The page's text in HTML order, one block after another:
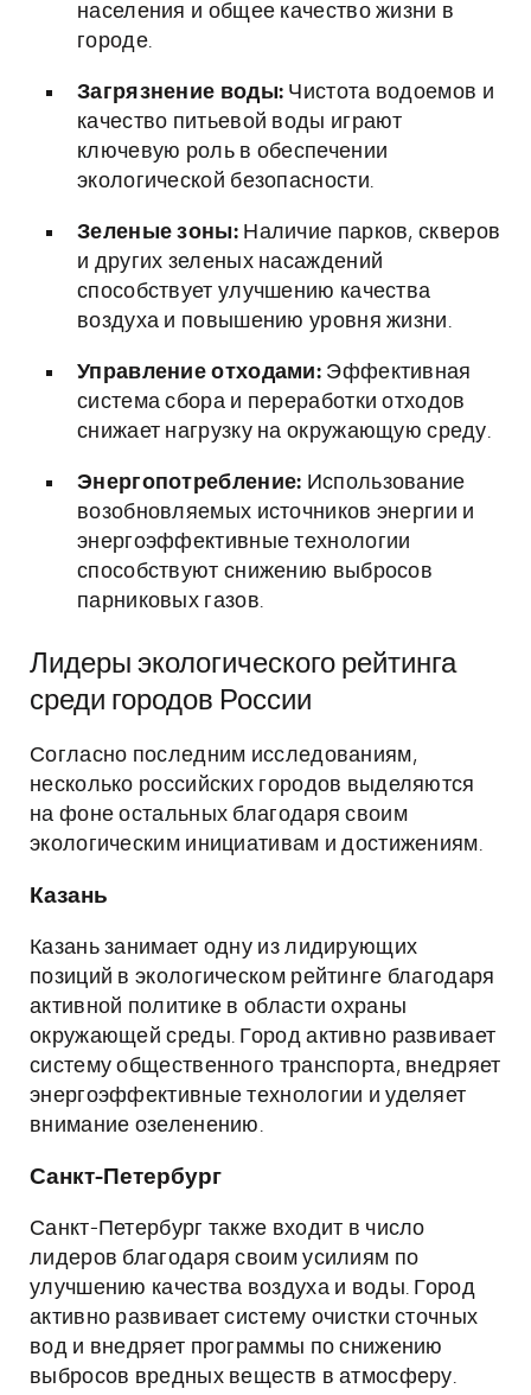
населения и общее качество жизни в
городе.
Загрязнение воды: Чистота водоемов и
качество питьевой воды играют
ключевую роль в обеспечении
экологической безопасности.
Зеленые зоны:Наличие парков, скверов
и других зеленых насаждений
способствует улучшению качества
воздуха и повышению уровня жизни.
Управление отходами: Эффективная
система сбора и переработки отходов
снижает нагрузку на окружающую среду.
Энергопотребление: Использование
возобновляемых источников энергии и
энергоэффективные технологии
способствуют снижению выбросов
парниковых газов.
Лидеры экологического рейтинга
среди городов России
Согласно последним исследованиям,
несколько российских городов выделяются
на фоне остальных благодаря своим
экологическим инициативам и достижениям.
Казань
Казань занимает одну из лидирующих
позиций в экологическом рейтинге благодаря
активной политике в области охраны
окружающей среды. Город активно развивает
систему общественного транспорта, внедряет
энергоэффективные технологии и уделяет
внимание озеленению.
Санкт-Петербург
Санкт-Петербург также входит в число
лидеров благодаря своим усилиям по
улучшению качества воздуха и воды. Город
активно развивает систему очистки сточных
вод и внедряет программы по снижению
выбросов вредных веществ в атмосферу.